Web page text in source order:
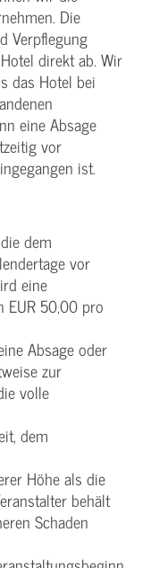
Die
Verpflegung
direkt ab. Wir
das Hotel bei
eine Absage
vor
ist.
dem
vor
eine
EUR 50,00 pro
Absage oder
zur
volle
dem
Höhe als die
behält
Schaden